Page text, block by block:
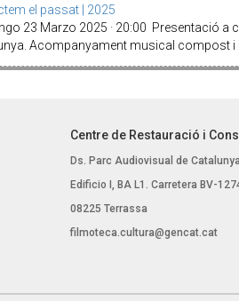
el passat | 2025
23 Marzo 2025 · 20:00 Presentació a
Acompanyament musical compost i
Centre de Restauració i
Ds. Parc Audiovisual de
Edificio I, BA L1. Carretera BV-
08225 Terrassa
filmoteca.cultura@gencat.cat